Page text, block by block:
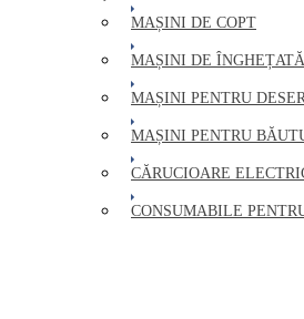
MAȘINI DE COPT
MAȘINI DE ÎNGHEȚATĂ
MAȘINI PENTRU
MAȘINI PENTRU
CĂRUCIOARE
CONSUMABILE